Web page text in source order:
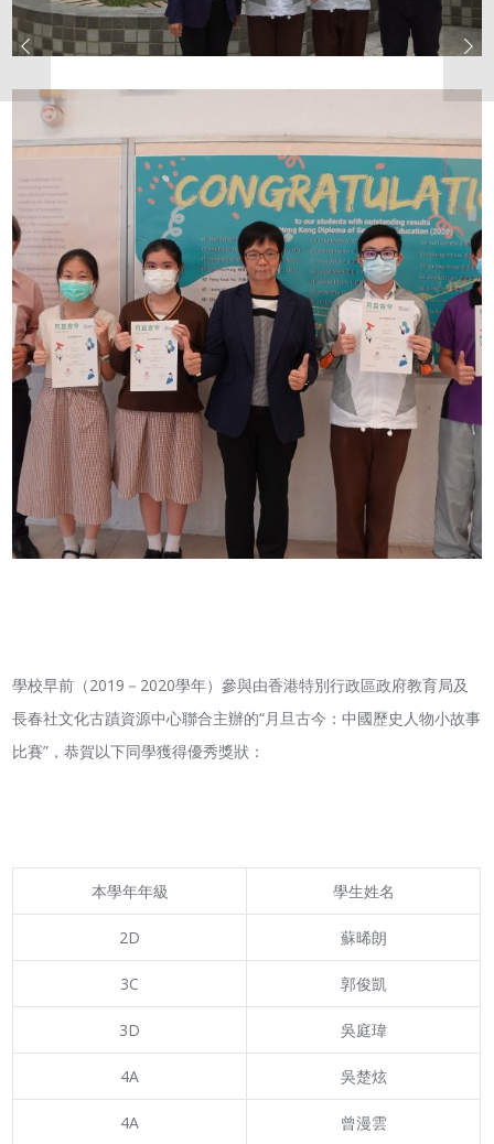
學校早前（2019－2020學年）參與由香港特別行政區政府教育局及
長春社文化古蹟資源中心聯合主辦的“月旦古今：中國歷史人物小故事
比賽”，恭賀以下同學獲得優秀獎狀：
本學年年級 學生姓名
2D 蘇晞朗
3C 郭俊凱
3D 吳庭瑋
4A 吳楚炫
4A 曾漫雲